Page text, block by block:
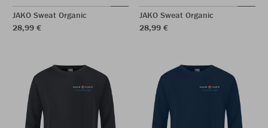
JAKO Sweat Organic
28,99 €
JAKO Sweat Organic
28,99 €